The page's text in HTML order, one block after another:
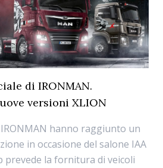
di IRONMAN.
versioni XLION
hanno raggiunto un
in occasione del salone IAA
prevede la fornitura di veicoli